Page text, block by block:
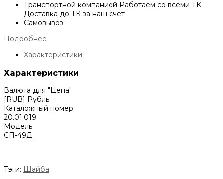
Транспортной компанией Работаем со всеми ТК
Доставка до ТК за наш счёт
Самовывоз
Подробнее
Характеристики
Характеристики
Валюта для "Цена"
[RUB] Рубль
Каталожный номер
20.01.019
Модель
СП-49Д
Тэги: Шайба